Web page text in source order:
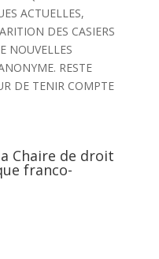
ACTUELLES,
DES CASIERS
NOUVELLES
RESTE
DE TENIR COMPTE
Chaire de droit
franco-